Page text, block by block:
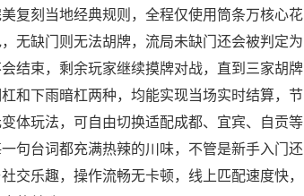
复刻当地经典规则，全程仅使用筒条万核心花
无缺门则无法胡牌，流局未缺门还会被判定为
结束，剩余玩家继续摸牌对战，直到三家胡牌
和下雨暗杠两种，均能实现当场实时结算，节
体玩法，可自由切换适配成都、宜宾、自贡等
句台词都充满热辣的川味，不管是新手入门还
交乐趣，操作流畅无卡顿，线上匹配速度快，